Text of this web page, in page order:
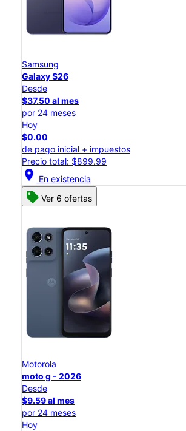
Samsung
Galaxy S26
Desde
$37.50 al mes
por 24 meses
Hoy
$0.00
de pago inicial + impuestos
Precio total: $899.99
location_on En existencia
Ver 6 ofertas
Motorola
moto g - 2026
Desde
$9.59 al mes
por 24 meses
Hoy